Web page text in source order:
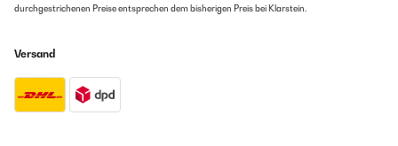
durchgestrichenen Preise entsprechen dem bisherigen Preis bei Klarstein.
Versand